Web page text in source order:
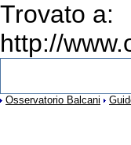
Trovato a:
http://
Osservatorio Balcani